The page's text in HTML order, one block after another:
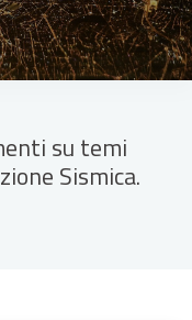
su temi
Sismica.